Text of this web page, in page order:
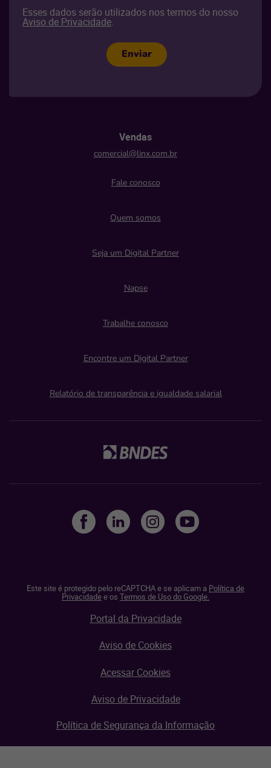
Esses dados serão utilizados nos termos do nosso
Aviso de Privacidade.
Enviar
Vendas
comercial@linx.com.br
Fale conosco
Quem somos
Seja um Digital Partner
Napse
Trabalhe conosco
Encontre um Digital Partner
Relatório de transparência e igualdade salarial
Este site é protegido pelo reCAPTCHA e se aplicam a Política de
Privacidadee os Termos de Uso do Google.
Portal da Privacidade
Aviso de Cookies
Acessar Cookies
Aviso de Privacidade
Política de Segurança da Informação